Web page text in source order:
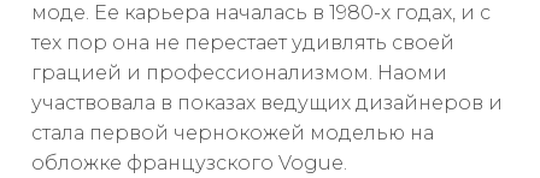
моде. Ее карьера началась в 1980-х годах, и с
тех пор она не перестает удивлять своей
грацией и профессионализмом. Наоми
участвовала в показах ведущих дизайнеров и
стала первой чернокожей моделью на
обложке французского Vogue.